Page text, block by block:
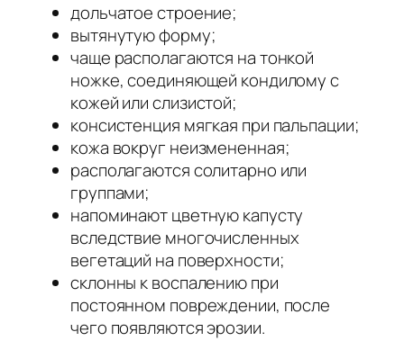
дольчатое строение;
вытянутую форму;
чаще располагаются на тонкой
ножке, соединяющей кондилому с
кожей или слизистой;
консистенция мягкая при пальпации;
кожа вокруг неизмененная;
располагаются солитарно или
группами;
напоминают цветную капусту
вследствие многочисленных
вегетаций на поверхности;
склонны к воспалению при
постоянном повреждении, после
чего появляются эрозии.